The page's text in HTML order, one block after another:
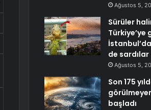
Ağustos 5,
Sürüler
Türkiye’ye
de sardılar
Ağustos 5,
Son 175
başladı